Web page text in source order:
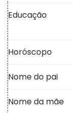
Educação
Horóscopo
Nome do pai
Nome da mãe